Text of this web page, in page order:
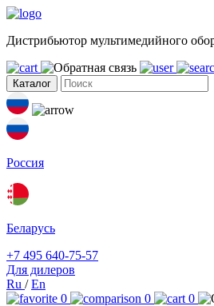
Дистрибьютор мультимедийного
Каталог
Россия
Беларусь
+7 495 640-75-57
Для дилеров
Ru /En
0
0 0